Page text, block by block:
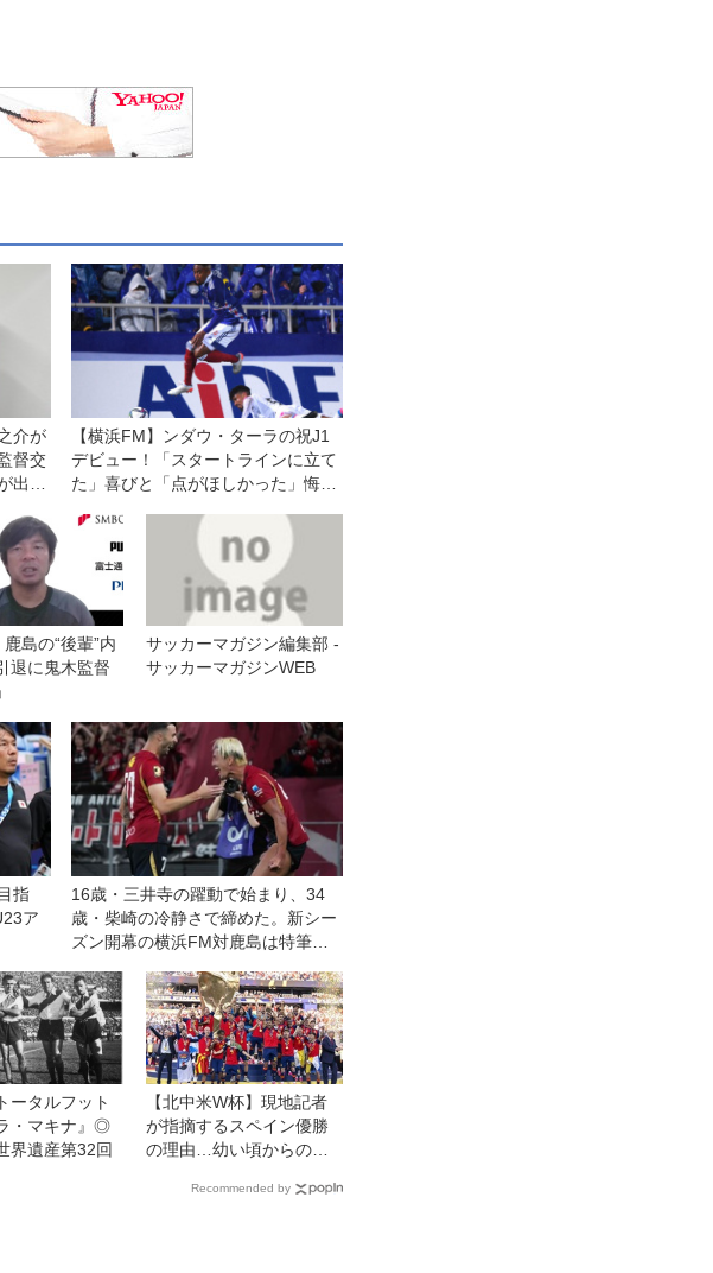
介が
督交
出せ
【横浜FM】ンダウ・ターラの祝J1
デビュー！「スタートラインに立て
た」喜びと「点がほしかった」悔し
鹿島の“後輩”内
退に鬼木監督
サッカーマガジン編集部 -
サッカーマガジンWEB
指
ア
16歳・三井寺の躍動で始まり、34
歳・柴崎の冷静さで締めた。新シー
ズン開幕の横浜FM対鹿島は特筆す
ータルフット
・マキナ』◎
界遺産第32回
【北中米W杯】現地記者
が指摘するスペイン優勝
の理由…幼い頃からの
ートマティズムを理解
Recommended by